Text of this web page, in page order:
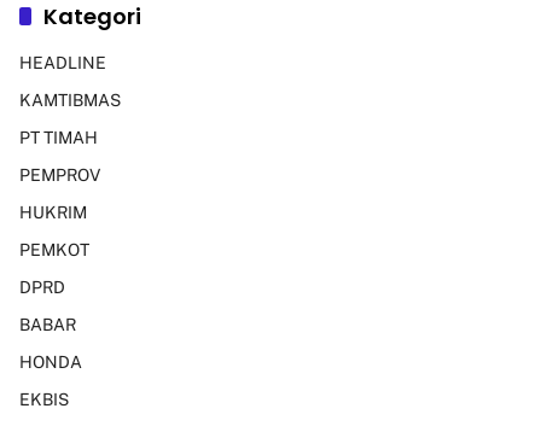
Kategori
HEADLINE
KAMTIBMAS
PT TIMAH
PEMPROV
HUKRIM
PEMKOT
DPRD
BABAR
HONDA
EKBIS